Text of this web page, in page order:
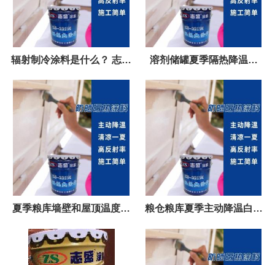
辐射制冷涂料是什么？ 志盛
ZS-221
溶剂储罐夏季隔热降温材
料，志盛ZS-221隔热漆
夏季粮库墙壁和屋顶温度过
高的危害与ZS-221防晒隔热
涂料的解决方案
粮仓粮库夏季主动降温白漆
水性环保 节能降耗 志盛ZS-
221